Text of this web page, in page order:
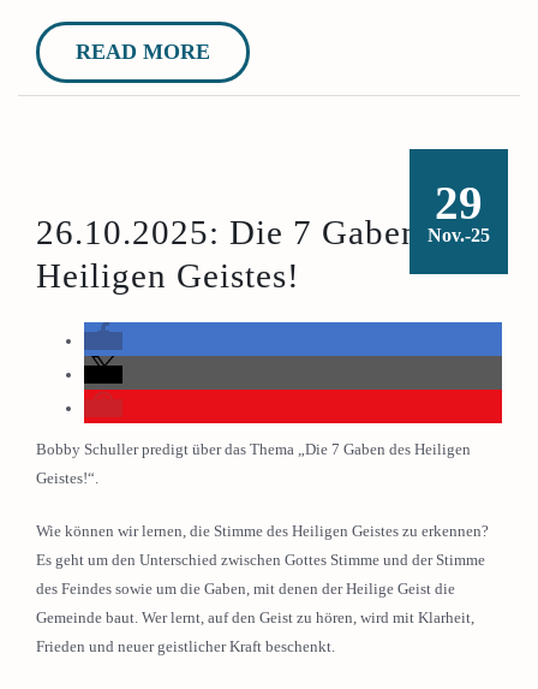
READ MORE
29
Nov.-25
26.10.2025: Die 7 Gaben des
Heiligen Geistes!
Bobby Schuller predigt über das Thema „Die 7 Gaben des Heiligen
Geistes!“.
Wie können wir lernen, die Stimme des Heiligen Geistes zu erkennen?
Es geht um den Unterschied zwischen Gottes Stimme und der Stimme
des Feindes sowie um die Gaben, mit denen der Heilige Geist die
Gemeinde baut. Wer lernt, auf den Geist zu hören, wird mit Klarheit,
Frieden und neuer geistlicher Kraft beschenkt.